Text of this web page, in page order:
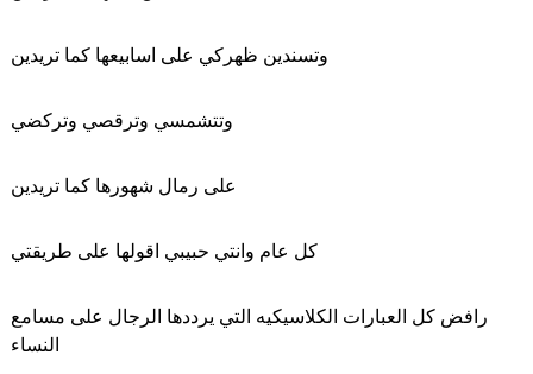
وتسندين ظهركي على اسابيعها كما تريدين
وتتشمسي وترقصي وتركضي
على رمال شهورها كما تريدين
كل عام وانتي حبيبي اقولها على طريقتي
رافض كل العبارات الكلاسيكيه التي يرددها الرجال على مسامع
النساء